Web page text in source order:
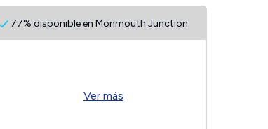
77% disponible en Monmouth Junction
Ver más